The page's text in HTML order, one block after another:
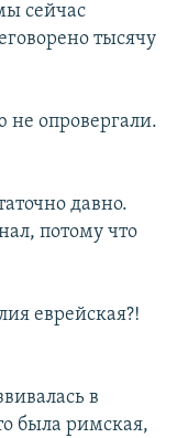
сейчас
тысячу
опровергали.
давно.
потому что
еврейская?!
в
была римская,